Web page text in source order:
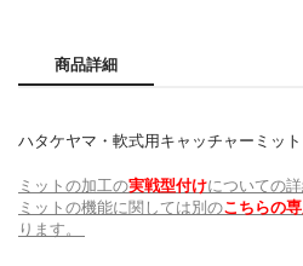
商品詳細
ハタケヤマ・軟式用キャッチャーミット
ミットの加工の実戦型付けについての
ミットの機能に関しては別のこちらの
ります。